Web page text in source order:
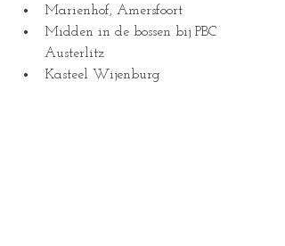
Marienhof, Amersfoort
Midden in de bossen bij PBC
Austerlitz
Kasteel Wijenburg